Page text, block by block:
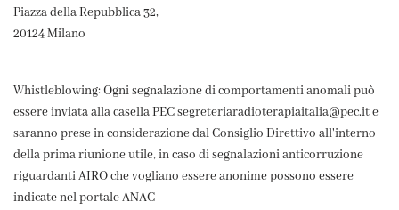
Piazza della Repubblica 32,
20124 Milano
Whistleblowing: Ogni segnalazione di comportamenti anomali può
essere inviata alla casella PEC segreteriaradioterapiaitalia@pec.it e
saranno prese in considerazione dal Consiglio Direttivo all'interno
della prima riunione utile, in caso di segnalazioni anticorruzione
riguardanti AIRO che vogliano essere anonime possono essere
indicate nel portale ANAC